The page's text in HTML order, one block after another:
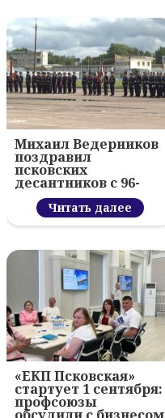
Михаил Ведерников
поздравил
псковских
десантников с 96-
летием ВДВ и
вручил награды
Читать далее
«ЕКП Псковская»
стартует 1 сентября:
профсоюзы